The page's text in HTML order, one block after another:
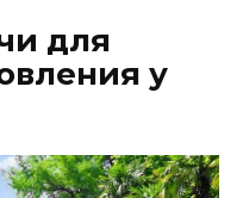
для
у